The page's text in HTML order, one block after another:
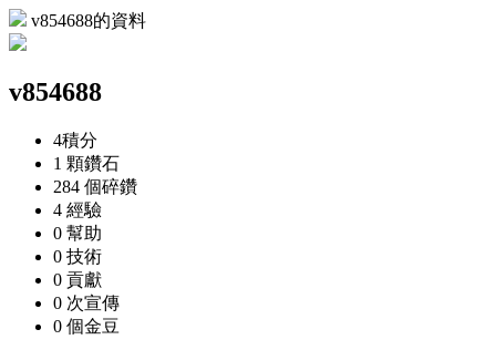
v854688的資料
v854688
4積分
1 顆鑽石
284 個碎鑽
4 經驗
0 幫助
0 技術
0 貢獻
0 次宣傳
0 個金豆